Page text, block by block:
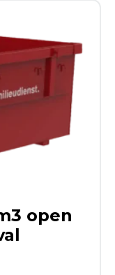
open